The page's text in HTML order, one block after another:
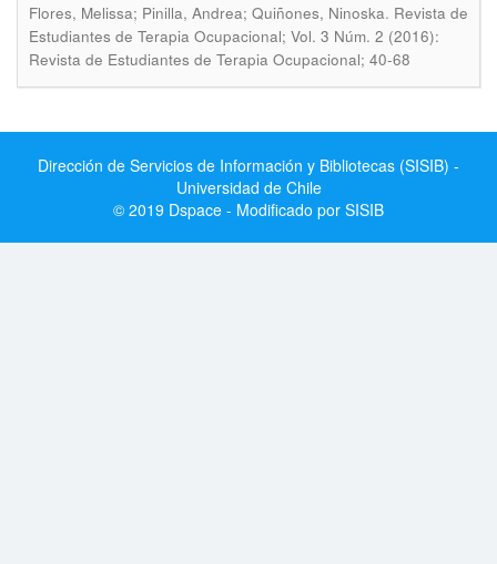
Flores, Melissa; Pinilla, Andrea; Quiñones, Ninoska. Revista de
Estudiantes de Terapia Ocupacional; Vol. 3 Núm. 2 (2016):
Revista de Estudiantes de Terapia Ocupacional; 40-68
Dirección de Servicios de Información y Bibliotecas (SISIB) -
Universidad de Chile
© 2019 Dspace - Modificado por SISIB